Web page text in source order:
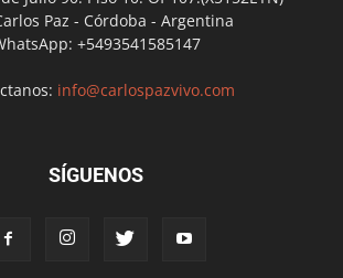
Paz - Córdoba - Argentina
+5493541585147
info@carlospazvivo.com
SÍGUENOS